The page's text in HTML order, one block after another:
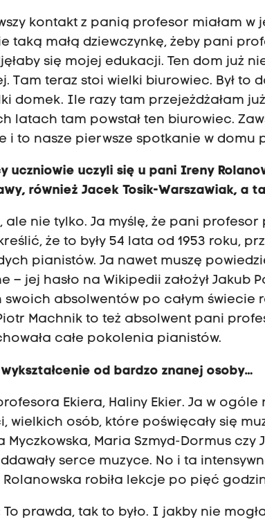
kontakt z panią profesor miałam w
taką małą dziewczynkę, żeby pani
się mojej edukacji. Ten dom już
Tam teraz stoi wielki biurowiec. Był to
domek. Ile razy tam przejeżdżałam
latach tam powstał ten biurowiec.
i to nasze pierwsze spotkanie w domu
uczniowie uczyli się u pani Ireny
również Jacek Tosik-Warszawiak, a
ale nie tylko. Ja myślę, że pani profesor
że to były 54 lata od 1953 roku,
pianistów. Ja nawet muszę
jej hasło na Wikipedii założył Jakub
absolwentów po całym świecie
Machnik to też absolwent pani
całe pokolenia pianistów.
od bardzo znanej osoby…
Ekiera, Haliny Ekier. Ja w ogóle
osób, które poświęcały się
Maria Szmyd-Dormus czy
serce muzyce. No i ta
Rolanowska robiła lekcje po pięć
To prawda, tak to było. I jakby nie